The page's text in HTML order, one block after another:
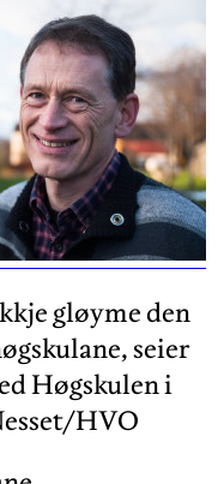
gløyme den
seier
Høgskulen i
HVO